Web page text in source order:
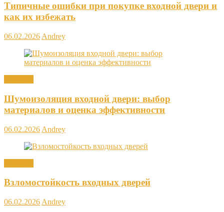
Типичные ошибки при покупке входной двери и
как их избежать
06.02.2026 Andrey
Шумоизоляция входной двери: выбор
материалов и оценка эффективности
06.02.2026 Andrey
Взломостойкость входных дверей
06.02.2026 Andrey